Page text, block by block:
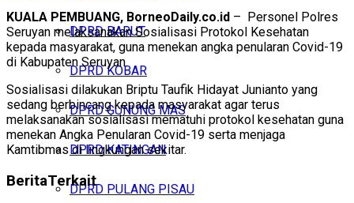
DPRD BARUT
DPRD KOBAR
DPRD GUNUNG MAS
DPRD KATINGAN
DPRD PULANG PISAU
KUALA PEMBUANG, BorneoDaily.co.id – Personel Polres
Seruyan melaksanakan Sosialisasi Protokol Kesehatan
kepada masyarakat, guna menekan angka penularan Covid-19
di Kabupaten Seruyan.
Sosialisasi dilakukan Briptu Taufik Hidayat Junianto yang
sedang berbincang kepada masyarakat agar terus
melaksanakan sosialisasi mematuhi protokol kesehatan guna
menekan Angka Penularan Covid-19 serta menjaga
Kamtibmas di lingkungan sekitar.
BeritaTerkait